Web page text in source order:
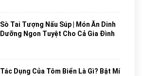
Sò Tai Tượng Nấu Súp | Món Ăn Dinh
Dưỡng Ngon Tuyệt Cho Cả Gia Đình
Tác Dụng Của Tôm Biển Là Gì? Bật Mí